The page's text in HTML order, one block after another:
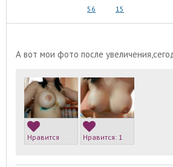
56 15
А вот мои фото после
Нравится Нравится: 1